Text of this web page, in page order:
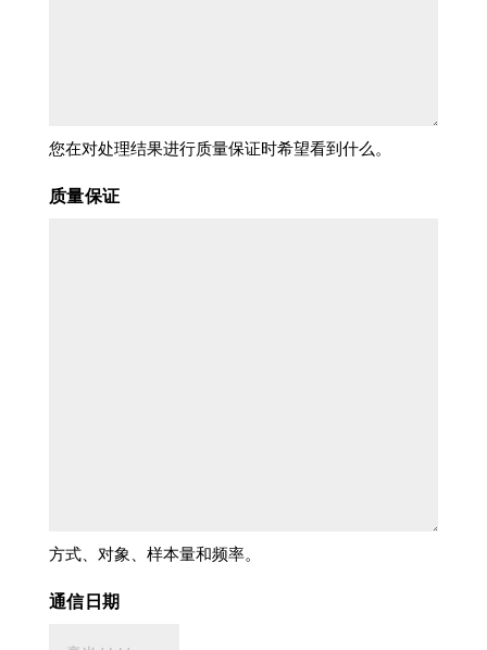
您在对处理结果进行质量保证时希望看到什么。
质量保证
方式、对象、样本量和频率。
通信日期